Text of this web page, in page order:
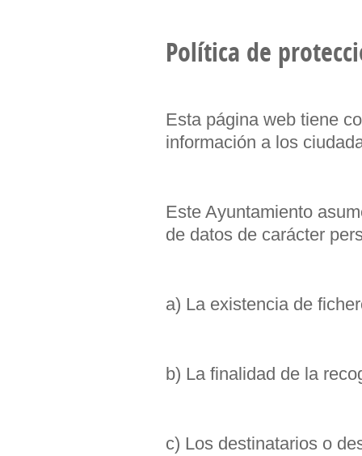
Política de
Esta página web tiene
información a los
Este Ayuntamiento
de datos de carácter
a) La existencia de
b) La finalidad de la
c) Los destinatarios o